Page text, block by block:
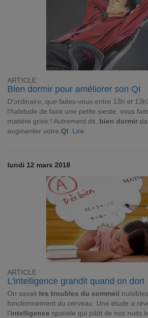
ARTICLE
Bien dormir pour améliorer son QI
D'ordinaire, que faites-vous entre 13h et
l'habitude de faire une petite sieste, vous
matière grise ! Autrement dit, bien dormir
augmenter votre QI Lire
lundi 12 mars 2018
ARTICLE
L'intelligence grandit quand on dort
On savait les troubles du sommeil
fonctionnement du cerveau. Une étude a
l'intelligence spatiale qui pâtit de nos nuits